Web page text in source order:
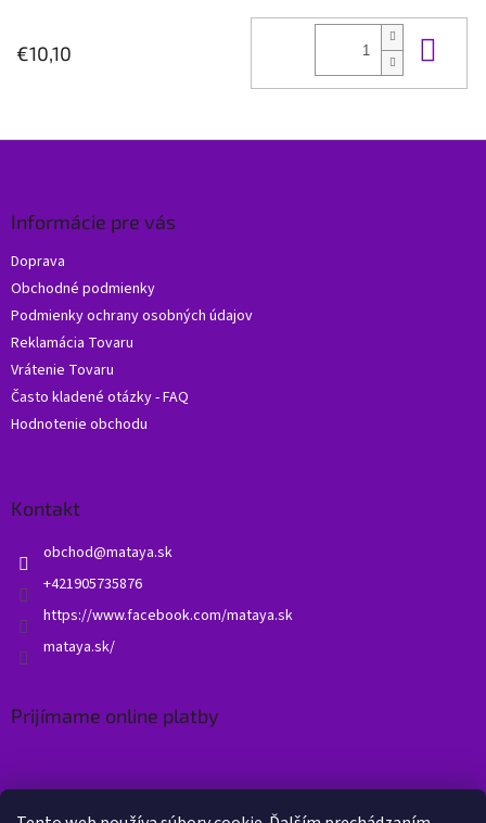
€10,10
Informácie pre vás
Doprava
Obchodné podmienky
Podmienky ochrany osobných údajov
Reklamácia Tovaru
Vrátenie Tovaru
Často kladené otázky - FAQ
Hodnotenie obchodu
Kontakt
obchod@mataya.sk
+421905735876
https://www.facebook.com/mataya.sk
mataya.sk/
Prijímame online platby